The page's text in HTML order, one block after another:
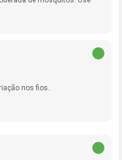
nos fios.